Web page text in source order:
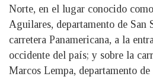
Norte, en el lugar conocido
Aguilares, departamento de San
carretera Panamericana, a la
occidente del país; y sobre la
Marcos Lempa, departamento